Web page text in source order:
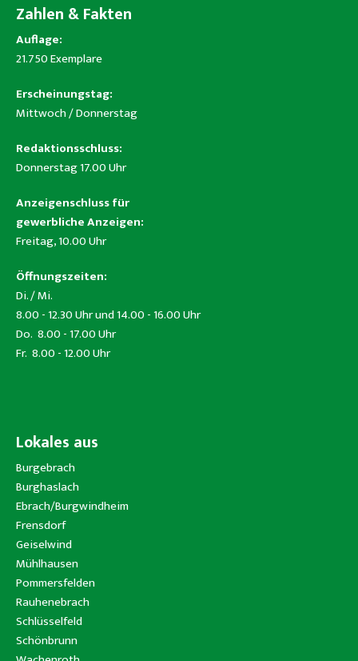
Zahlen & Fakten
Auflage:
21.750 Exemplare
Erscheinungstag:
Mittwoch / Donnerstag
Redaktionsschluss:
Donnerstag 17.00 Uhr
Anzeigenschluss für
gewerbliche Anzeigen:
Freitag, 10.00 Uhr
Öffnungszeiten:
Di. / Mi.
8.00 - 12.30 Uhr und 14.00 - 16.00 Uhr
Do. 8.00 - 17.00 Uhr
Fr. 8.00 - 12.00 Uhr
Lokales aus
Burgebrach
Burghaslach
Ebrach/Burgwindheim
Frensdorf
Geiselwind
Mühlhausen
Pommersfelden
Rauhenebrach
Schlüsselfeld
Schönbrunn